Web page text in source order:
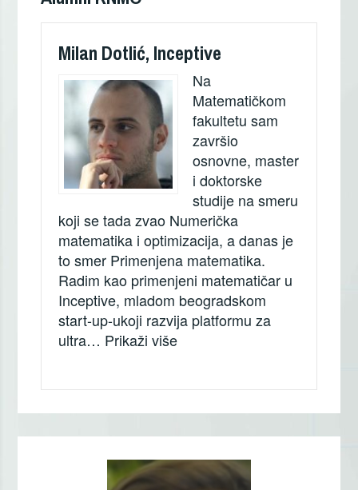
Milan Dotlić, Inceptive
Na
Matematičkom
fakultetu sam
završio
osnovne, master
i doktorske
studije na smeru
koji se tada zvao Numerička
matematika i optimizacija, a danas je
to smer Primenjena matematika.
Radim kao primenjeni matematičar u
Inceptive, mladom beogradskom
start-up-ukoji razvija platformu za
ultra… Prikaži više„Milan Dotlić, Inceptive“